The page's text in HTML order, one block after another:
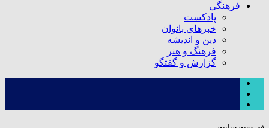
فرهنگی
پادکست
خبرهای بانوان
دین و اندیشه
فرهنگ و هنر
گزارش و گفتگو